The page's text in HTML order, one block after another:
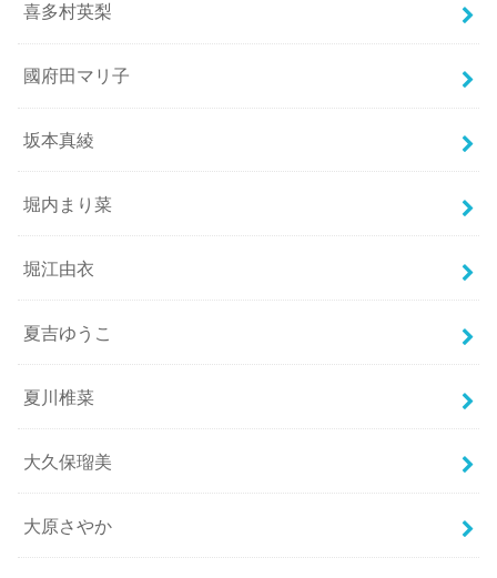
喜多村英梨
國府田マリ子
坂本真綾
堀内まり菜
堀江由衣
夏吉ゆうこ
夏川椎菜
大久保瑠美
大原さやか